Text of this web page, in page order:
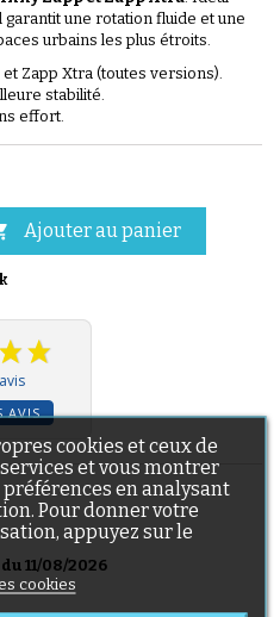
une rotation fluide et une
urbains les plus étroits.
Zapp Xtra (toutes versions).
stabilité.
effort.
Ajouter au panier
AVIS
11/08/2026
cookies et ceux de
et vous montrer
en analysant
Pour donner votre
appuyez sur le
cookies